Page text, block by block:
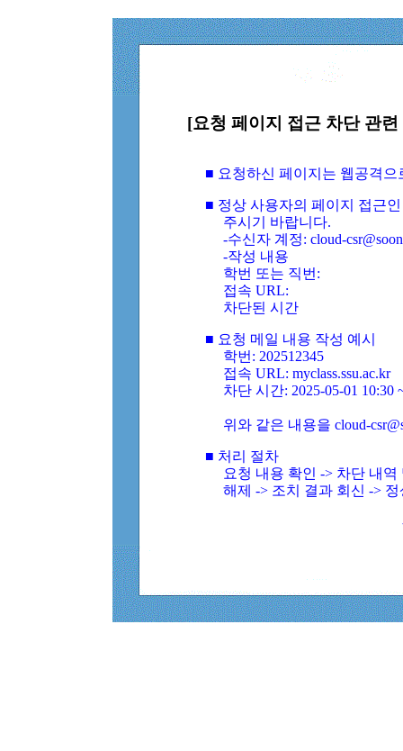
[요청 페이지 접근 차단 관
■ 요청하신 페이지는 웹공격
■ 정상 사용자의 페이지 접근
주시기 바랍니다.
-수신자 계정: cloud-
-작성 내용
학번 또는 직번:
접속 URL:
차단된 시간
■ 요청 메일 내용 작성 예시
학번: 202512345
접속 URL: myclass.ssu.ac.kr
차단 시간: 2025-05-01 10:30
위와 같은 내용을 cloud-
■ 처리 절차
요청 내용 확인 -> 차단 내
해제 -> 조치 결과 회신 ->